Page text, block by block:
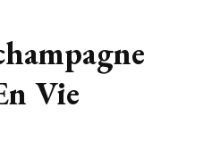
Vie